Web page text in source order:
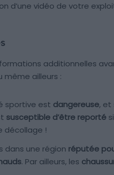
d’une vidéo de votre
additionnelles
même ailleurs :
sportive est dangereuse, et
susceptible d’être reporté
décollage !
dans une région réputée
. Par ailleurs, les